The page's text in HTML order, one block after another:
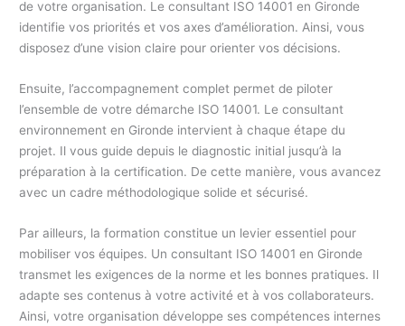
de votre organisation. Le consultant ISO 14001 en Gironde
identifie vos priorités et vos axes d’amélioration. Ainsi, vous
disposez d’une vision claire pour orienter vos décisions.
Ensuite, l’accompagnement complet permet de piloter
l’ensemble de votre démarche ISO 14001. Le consultant
environnement en Gironde intervient à chaque étape du
projet. Il vous guide depuis le diagnostic initial jusqu’à la
préparation à la certification. De cette manière, vous avancez
avec un cadre méthodologique solide et sécurisé.
Par ailleurs, la formation constitue un levier essentiel pour
mobiliser vos équipes. Un consultant ISO 14001 en Gironde
transmet les exigences de la norme et les bonnes pratiques. Il
adapte ses contenus à votre activité et à vos collaborateurs.
Ainsi, votre organisation développe ses compétences internes